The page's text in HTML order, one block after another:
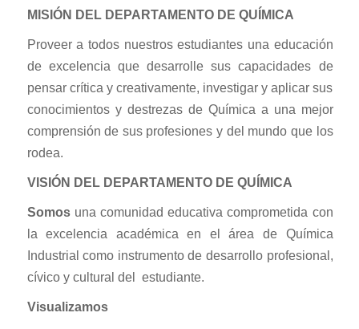
MISIÓN DEL DEPARTAMENTO DE QUÍMICA
Proveer a todos nuestros estudiantes una educación
de excelencia que desarrolle sus capacidades de
pensar crítica y creativamente, investigar y aplicar sus
conocimientos y destrezas de Química a una mejor
comprensión de sus profesiones y del mundo que los
rodea.
VISIÓN DEL DEPARTAMENTO DE QUÍMICA
Somosuna comunidad educativa comprometida con
la excelencia académica en el área de Química
Industrial como instrumento de desarrollo profesional,
cívico y cultural del estudiante.
Visualizamos